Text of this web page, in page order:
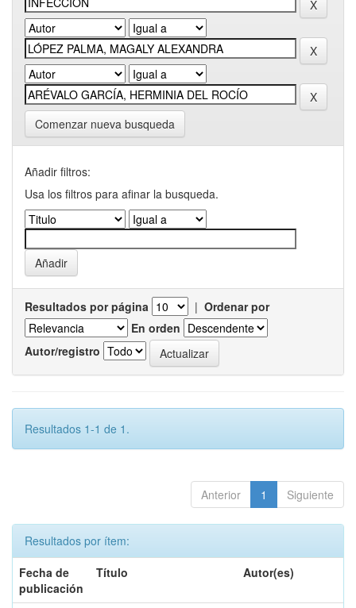
Comenzar nueva busqueda
Añadir filtros:
Usa los filtros para afinar la busqueda.
Resultados por página | Ordenar por
En orden
Autor/registro
Resultados 1-1 de 1.
Anterior 1 Siguiente
Resultados por ítem:
Fecha de
publicación
Título Autor(es)